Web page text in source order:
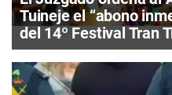
Tuineje el “abono
del 14º Festival Tran